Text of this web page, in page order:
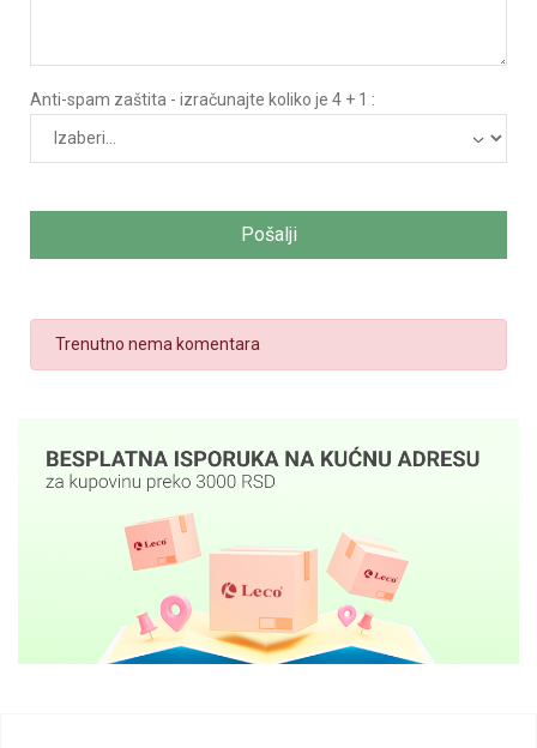
Anti-spam zaštita - izračunajte koliko je 4 + 1 :
Pošalji
Trenutno nema komentara